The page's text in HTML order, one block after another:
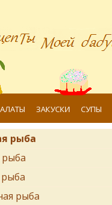
ЗАКУСКИ СУПЫ
рыба
рыба